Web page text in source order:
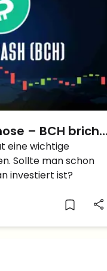
– BCH bricht
eine wichtige
Sollte man schon
investiert ist?